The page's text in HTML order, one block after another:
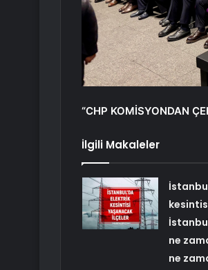
“CHP KOMİSYONDAN
İlgili Makaleler
ne
ne